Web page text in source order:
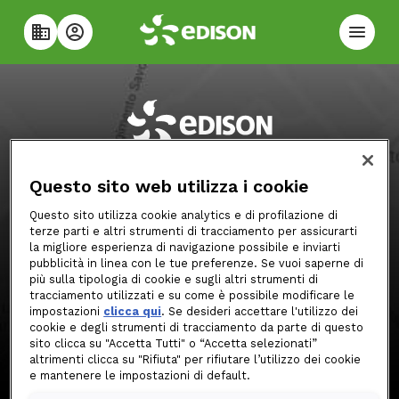
Vieni a trovarci in store, Edison ti
aspetta!
Informazioni su Edison Energia
Edison Wi-Fi
Assicurazione
Assistenza, contatti e FAQ
Questo sito web utilizza i cookie
Questo sito utilizza cookie analytics e di profilazione di
terze parti e altri strumenti di tracciamento per assicurarti
la migliore esperienza di navigazione possibile e inviarti
pubblicità in linea con le tue preferenze. Se vuoi saperne di
più sulla tipologia di cookie e sugli altri strumenti di
tracciamento utilizzati e su come è possibile modificare le
impostazioni clicca qui. Se desideri accettare l'utilizzo dei
cookie e degli strumenti di tracciamento da parte di questo
sito clicca su "Accetta Tutti" o “Accetta selezionati”
altrimenti clicca su "Rifiuta" per rifiutare l’utilizzo dei cookie
e mantenere le impostazioni di default.